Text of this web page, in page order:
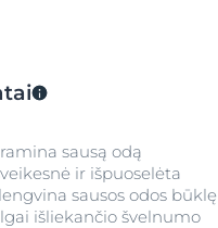
sausą odą
ir išpuoselėta
sausos odos būklę
išliekančio švelnumo